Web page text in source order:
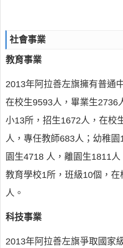
社會事業
教育事業
2013年阿拉善左旗擁有普通
在校生9593人，畢業生2736
小13所，招生1672人，在校
人，專任教師683人；幼稚
園生4718 人，離園生1811
教育學校1所，班級10個，
人。
科技事業
2013年阿拉善左旗爭取國家